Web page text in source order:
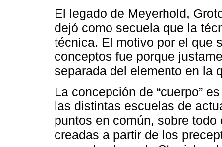
El legado de Meyerhold,
dejó como secuela que la
técnica. El motivo por el que
conceptos fue porque
separada del elemento en la
La concepción de “cuerpo”
las distintas escuelas de
puntos en común, sobre
creadas a partir de los